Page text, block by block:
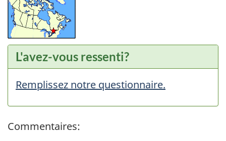
L'avez-vous ressenti?
Remplissez notre questionnaire.
Commentaires: